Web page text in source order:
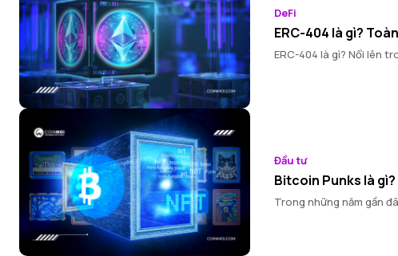
DeFi
ERC-404 là gì?
ERC-404 là gì? Nổi lên
Đầu tư
Bitcoin Punks là
Trong những năm gần